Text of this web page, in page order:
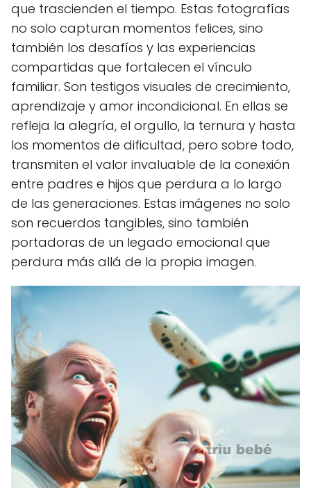
que trascienden el tiempo. Estas fotografías
no solo capturan momentos felices, sino
también los desafíos y las experiencias
compartidas que fortalecen el vínculo
familiar. Son testigos visuales de crecimiento,
aprendizaje y amor incondicional. En ellas se
refleja la alegría, el orgullo, la ternura y hasta
los momentos de dificultad, pero sobre todo,
transmiten el valor invaluable de la conexión
entre padres e hijos que perdura a lo largo
de las generaciones. Estas imágenes no solo
son recuerdos tangibles, sino también
portadoras de un legado emocional que
perdura más allá de la propia imagen.